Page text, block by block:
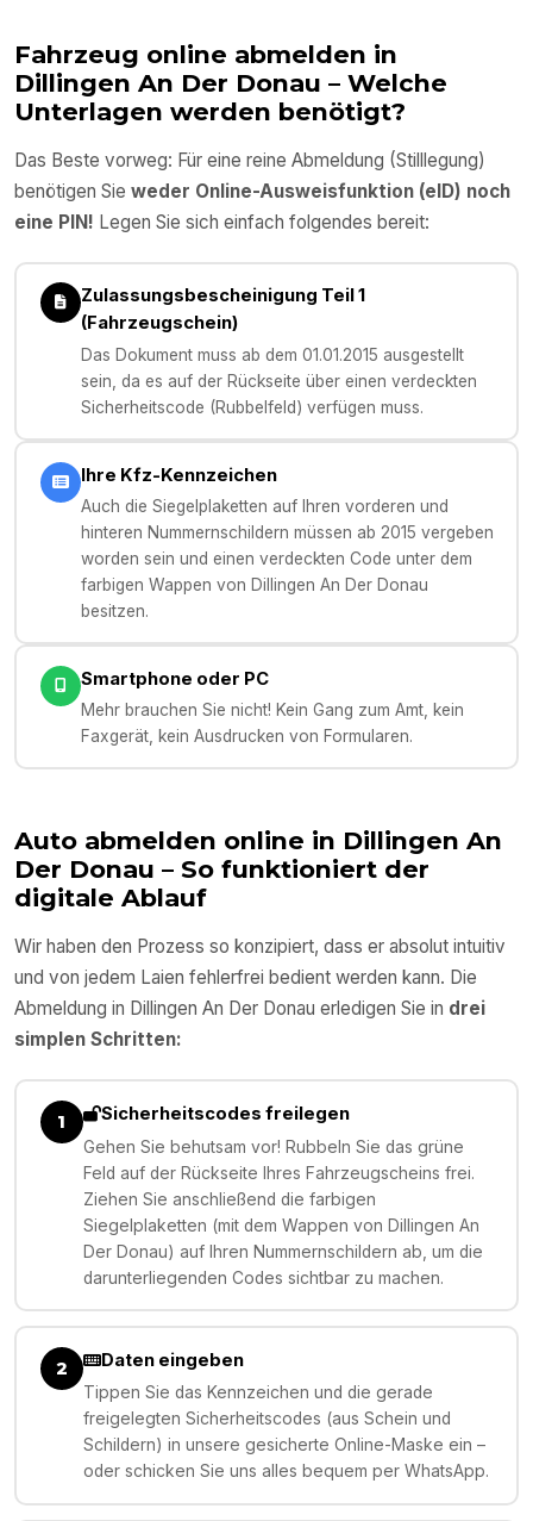
Fahrzeug online abmelden in
Dillingen An Der Donau – Welche
Unterlagen werden benötigt?
Das Beste vorweg: Für eine reine Abmeldung (Stilllegung)
benötigen Sie weder Online-Ausweisfunktion (eID) noch
eine PIN! Legen Sie sich einfach folgendes bereit:
Zulassungsbescheinigung Teil 1
(Fahrzeugschein)
Das Dokument muss ab dem 01.01.2015 ausgestellt
sein, da es auf der Rückseite über einen verdeckten
Sicherheitscode (Rubbelfeld) verfügen muss.
Ihre Kfz-Kennzeichen
Auch die Siegelplaketten auf Ihren vorderen und
hinteren Nummernschildern müssen ab 2015 vergeben
worden sein und einen verdeckten Code unter dem
farbigen Wappen von Dillingen An Der Donau
besitzen.
Smartphone oder PC
Mehr brauchen Sie nicht! Kein Gang zum Amt, kein
Faxgerät, kein Ausdrucken von Formularen.
Auto abmelden online in Dillingen An
Der Donau – So funktioniert der
digitale Ablauf
Wir haben den Prozess so konzipiert, dass er absolut intuitiv
und von jedem Laien fehlerfrei bedient werden kann. Die
Abmeldung in Dillingen An Der Donau erledigen Sie in drei
simplen Schritten:
1 Sicherheitscodes freilegen
Gehen Sie behutsam vor! Rubbeln Sie das grüne
Feld auf der Rückseite Ihres Fahrzeugscheins frei.
Ziehen Sie anschließend die farbigen
Siegelplaketten (mit dem Wappen von Dillingen An
Der Donau) auf Ihren Nummernschildern ab, um die
darunterliegenden Codes sichtbar zu machen.
2 Daten eingeben
Tippen Sie das Kennzeichen und die gerade
freigelegten Sicherheitscodes (aus Schein und
Schildern) in unsere gesicherte Online-Maske ein –
oder schicken Sie uns alles bequem per WhatsApp.